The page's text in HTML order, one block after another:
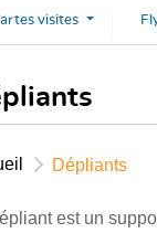
visites
Dépliants
est un